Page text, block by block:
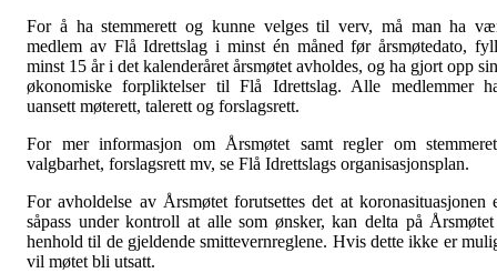
For å ha stemmerett og kunne velges til verv, må man ha
medlem av Flå Idrettslag i minst én måned før årsmøtedato,
minst 15 år i det kalenderåret årsmøtet avholdes, og ha gjort opp
økonomiske forpliktelser til Flå Idrettslag. Alle medlemmer
uansett møterett, talerett og forslagsrett.
For mer informasjon om Årsmøtet samt regler om
valgbarhet, forslagsrett mv, se Flå Idrettslags organisasjonsplan.
For avholdelse av Årsmøtet forutsettes det at koronasituasjonen
såpass under kontroll at alle som ønsker, kan delta på
henhold til de gjeldende smittevernreglene. Hvis dette ikke er
vil møtet bli utsatt.